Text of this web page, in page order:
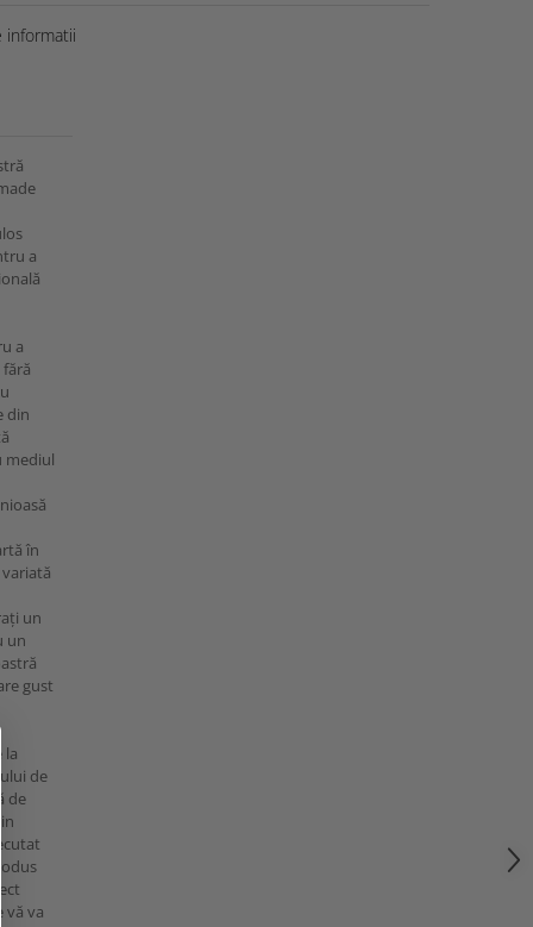
informatii
a
a
din
mediul
în
un
un
gust
la
de
de
vă va